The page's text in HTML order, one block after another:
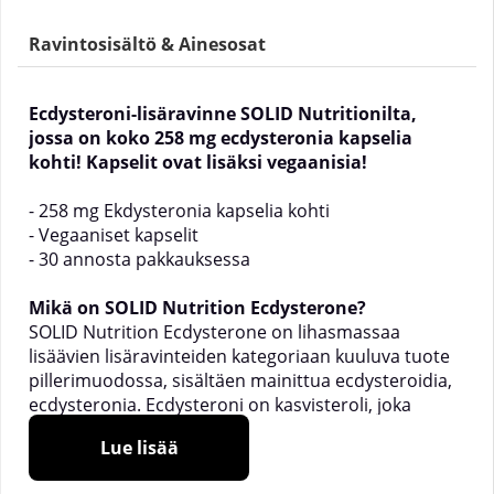
Ravintosisältö & Ainesosat
Ecdysteroni-lisäravinne SOLID Nutritionilta,
jossa on koko 258 mg ecdysteronia kapselia
kohti! Kapselit ovat lisäksi vegaanisia!
- 258 mg Ekdysteronia kapselia kohti
- Vegaaniset kapselit
- 30 annosta pakkauksessa
Mikä on SOLID Nutrition Ecdysterone?
SOLID Nutrition Ecdysterone on lihasmassaa
lisäävien lisäravinteiden kategoriaan kuuluva tuote
pillerimuodossa, sisältäen mainittua ecdysteroidia,
ecdysteronia. Ecdysteroni on kasvisteroli, joka
esiintyy luonnollisesti tietyissä kasveissa.
Ecdysteroni on luonnollinen ja täysin laillinen
hormoni, jota esiintyy monissa eri lisäravinteissa,
Lue lisää